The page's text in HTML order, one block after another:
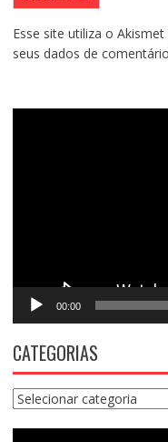
Esse site utiliza o
seus dados de
00:00
CATEGORIAS
Categorias